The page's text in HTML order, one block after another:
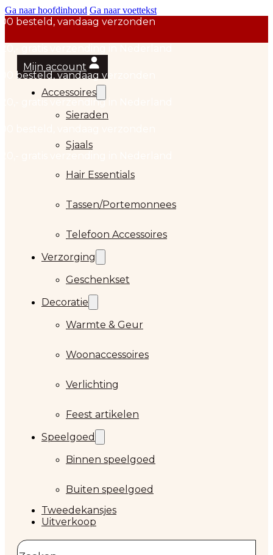
Ga naar hoofdinhoud Ga naar voettekst
Mijn account
Accessoires
Sieraden
Sjaals
Hair Essentials
Tassen/Portemonnees
Telefoon Accessoires
Verzorging
Geschenkset
Decoratie
Warmte & Geur
Woonaccessoires
Verlichting
Feest artikelen
Speelgoed
Binnen speelgoed
Buiten speelgoed
Tweedekansjes
Uitverkoop
Zoeken